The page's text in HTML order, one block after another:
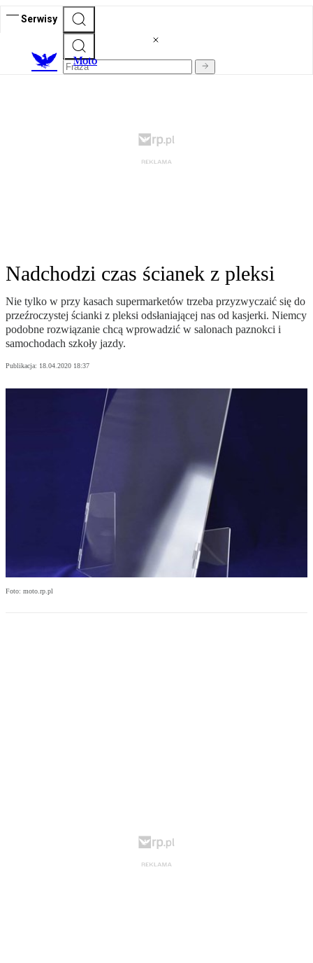
Serwisy
Moto
Nadchodzi czas ścianek z pleksi
Nie tylko w przy kasach supermarketów trzeba przyzwyczaić się do
przeźroczystej ścianki z pleksi odsłaniającej nas od kasjerki. Niemcy
podobne rozwiązanie chcą wprowadzić w salonach paznokci i
samochodach szkoły jazdy.
Publikacja: 18.04.2020 18:37
Foto: moto.rp.pl